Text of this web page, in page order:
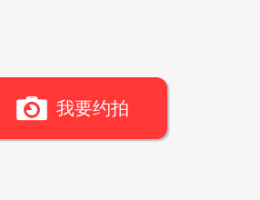
我要约拍